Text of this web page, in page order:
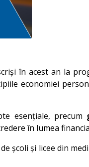
în acest an la
economiei
esențiale, precum
în lumea
școli și licee din